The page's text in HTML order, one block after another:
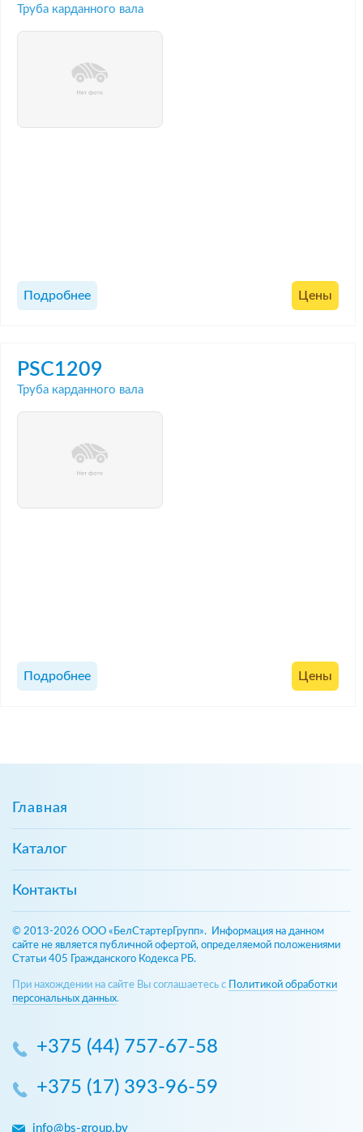
Труба карданного вала
Подробнее Цены
PSC1209
Труба карданного вала
Подробнее Цены
Главная
Каталог
Контакты
© 2013-2026 ООО «БелСтартерГрупп». Информация на данном
сайте не является публичной офертой, определяемой положениями
Статьи 405 Гражданского Кодекса РБ.
При нахождении на сайте Вы соглашаетесь с
Политикой обработки
персональных данных.
+375 (44) 757-67-58
+375 (17) 393-96-59
info@bs-group.by